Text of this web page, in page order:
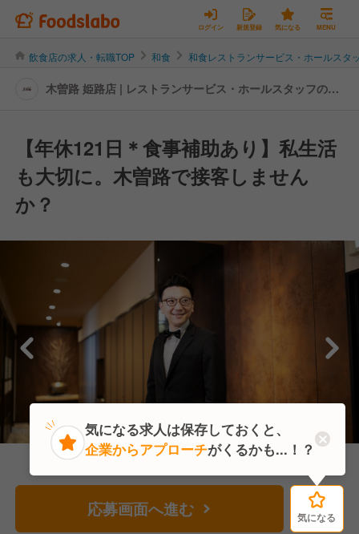
ログイン 新規登録 気になる MENU
飲食店の求人・転職TOP 和食 和食レストランサービス・ホールスタ
木曽路 姫路店 | レストランサービス・ホールスタッフの転
【年休121日＊食事補助あり】私生活
も大切に。木曽路で接客しません
か？
応募画面へ進む 気になる
気になる
気になる求人は保存しておくと、
企業からアプローチがくるかも...！？